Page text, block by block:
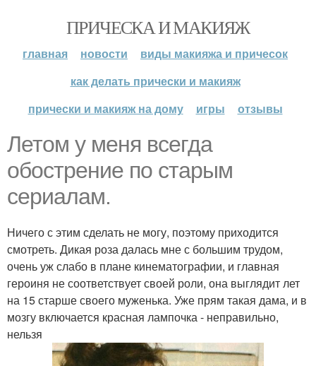
ПРИЧЕСКА И МАКИЯЖ
главная новости
виды макияжа и причесок
как делать прически и макияж
прически и макияж на дому
игры отзывы
Летом у меня всегда
обострение по старым
сериалам.
Ничего с этим сделать не могу, поэтому приходится
смотреть. Дикая роза далась мне с большим трудом,
очень уж слабо в плане кинематографии, и главная
героиня не соответствует своей роли, она выглядит лет
на 15 старше своего муженька. Уже прям такая дама, и в
мозгу включается красная лампочка - неправильно,
нельзя